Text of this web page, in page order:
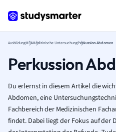
AusbildungMFAMedizinische UntersuchungPerkussion Abdomen
Perkussion
Du erlernst in diesem Artikel die
Abdomen, eine
Fachbereich der Medizinischen
findet. Dabei liegt der Fokus auf der